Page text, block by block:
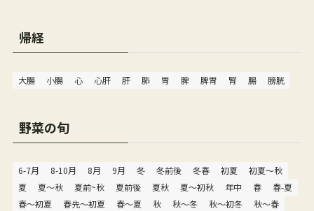
帰経
大腸 小腸 心 心肝 肝 肺 胃 脾 脾胃 腎 腸 膀胱
野菜の旬
6-7月 8-10月 8月 9月 冬 冬前後 冬春 初夏
初夏〜秋
夏
夏〜秋 夏前~秋 夏前後 夏秋 夏～初秋 年中 春
春-夏
春〜初夏
春先〜初夏 春～夏 秋 秋〜冬 秋〜初冬
秋〜春